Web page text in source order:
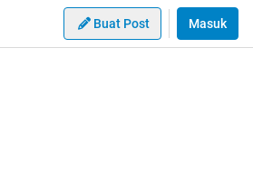
Buat Post Masuk